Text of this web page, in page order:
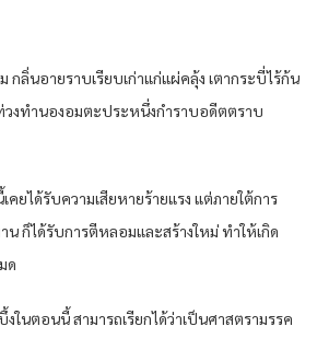
กลิ่นอายราบเรียบเก่าแก่แผ่คลุ้ง เตากระบี่ไร้ก้น
งทำนองอมตะประหนึ่งกำราบอดีตตราบ
คยได้รับความเสียหายร้ายแรง แต่ภายใต้การ
ก็ได้รับการตีหลอมและสร้างใหม่ ทำให้เกิด
ด
งในตอนนี้ สามารถเรียกได้ว่าเป็นศาสตรามรรค